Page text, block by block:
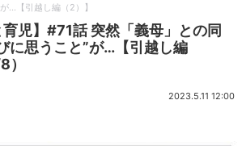
…【引越し編（2）】
育児】#71話 突然「義母」との同
に思うこと”が…【引越し編
）
2023.5.11 12:00